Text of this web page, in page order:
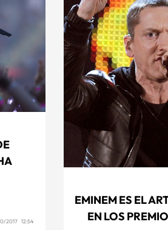
2017 12:54
EMINEM ES EL
EN LOS